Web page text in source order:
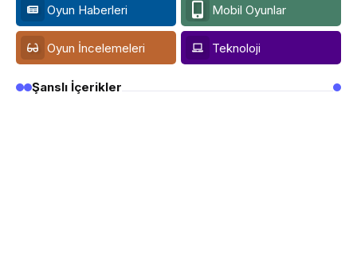
Oyun Haberleri Mobil Oyunlar
Oyun İncelemeleri Teknoloji
Şanslı İçerikler